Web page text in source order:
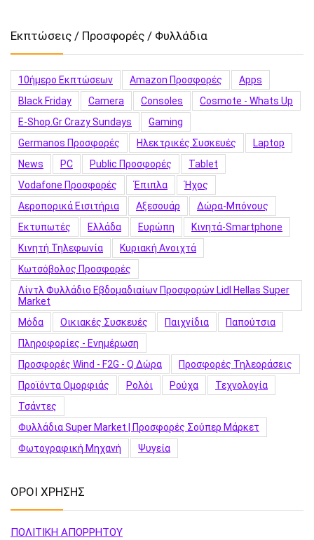
Εκπτώσεις / Προσφορές / Φυλλάδια
10ήμερο Εκπτώσεων Amazon Προσφορές
Apps
Black Friday
Camera Consoles
Cosmote - Whats Up
E-Shop.gr Crazy Sundays
Gaming
Germanos Προσφορές
Hλεκτρικές Συσκευές
Laptop
News
PC Public Προσφορές
Tablet
Vodafone Προσφορές
Έπιπλα
Ήχος
Αεροπορικά Εισιτήρια
Αξεσουάρ
Δώρα-Μπόνους
Εκτυπωτές
Ελλάδα Ευρώπη
Κινητά-Smartphone
Κινητή Τηλεφωνία
Κυριακή Ανοιχτά
Κωτσόβολος Προσφορές
Λίντλ Φυλλάδιο Εβδομαδιαίων Προσφορών Lidl Hellas Super
Market
Μόδα
Οικιακές Συσκευές Παιχνίδια
Παπούτσια
Πληροφορίες - Ενημέρωση
Προσφορές Wind - F2G - Q Δώρα
Προσφορές Τηλεοράσεις
Προϊόντα Ομορφιάς
Ρολόι Ρούχα
Τεχνολογία
Τσάντες
Φυλλάδια Super Market | Προσφορές Σούπερ Μάρκετ
Φωτογραφική Μηχανή
Ψυγεία
ΟΡΟΙ ΧΡΗΣΗΣ
ΠΟΛΙΤΙΚΗ ΑΠΟΡΡΗΤΟΥ